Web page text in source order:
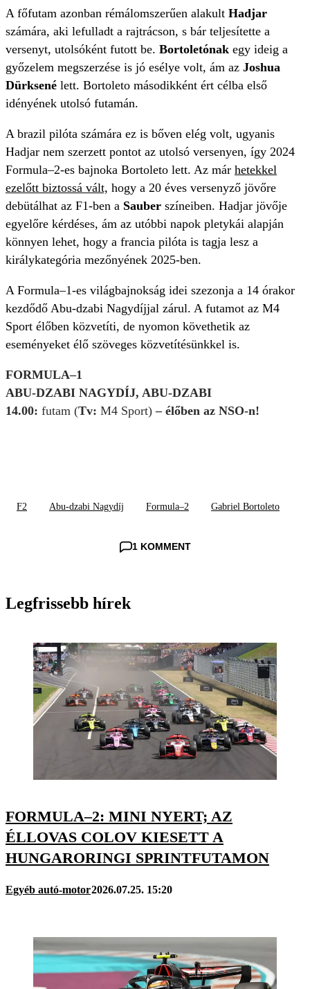
A főfutam azonban rémálomszerűen alakult Hadjar
számára, aki lefulladt a rajtrácson, s bár teljesítette a
versenyt, utolsóként futott be. Bortoletónak egy ideig a
győzelem megszerzése is jó esélye volt, ám az Joshua
Dürksené lett. Bortoleto másodikként ért célba első
idényének utolsó futamán.
A brazil pilóta számára ez is bőven elég volt, ugyanis
Hadjar nem szerzett pontot az utolsó versenyen, így 2024
Formula–2-es bajnoka Bortoleto lett. Az már hetekkel
ezelőtt biztossá vált, hogy a 20 éves versenyző jövőre
debütálhat az F1-ben a Sauber színeiben. Hadjar jövője
egyelőre kérdéses, ám az utóbbi napok pletykái alapján
könnyen lehet, hogy a francia pilóta is tagja lesz a
királykategória mezőnyének 2025-ben.
A Formula–1-es világbajnokság idei szezonja a 14 órakor
kezdődő Abu-dzabi Nagydíjjal zárul. A futamot az M4
Sport élőben közvetíti, de nyomon követhetik az
eseményeket élő szöveges közvetítésünkkel is.
FORMULA–1
ABU-DZABI NAGYDÍJ, ABU-DZABI
14.00: futam (Tv: M4 Sport)– élőben az NSO-n!
F2 Abu-dzabi Nagydíj Formula–2 Gabriel Bortoleto
1 KOMMENT
Legfrissebb hírek
FORMULA–2: MINI NYERT; AZ
ÉLLOVAS COLOV KIESETT A
HUNGARORINGI SPRINTFUTAMON
Egyéb autó-motor2026.07.25. 15:20